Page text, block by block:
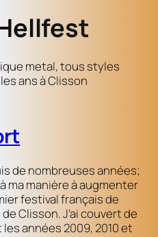
metal, tous styles
ans à Clisson
de nombreuses années;
ma manière à augmenter
festival français de
Clisson. J’ai couvert de
années 2009, 2010 et